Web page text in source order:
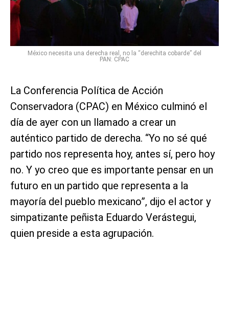
México necesita una derecha real, no la “derechita cobarde” del
PAN: CPAC
La Conferencia Política de Acción
Conservadora (CPAC) en México culminó el
día de ayer con un llamado a crear un
auténtico partido de derecha. “Yo no sé qué
partido nos representa hoy, antes sí, pero hoy
no. Y yo creo que es importante pensar en un
futuro en un partido que representa a la
mayoría del pueblo mexicano”, dijo el actor y
simpatizante peñista Eduardo Verástegui,
quien preside a esta agrupación.